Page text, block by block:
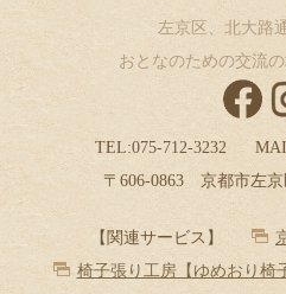
左京区、北大路
おとなのための交流
TEL:075-712-3232
〒606-0863 京都市左
【関連サービス】
椅子張り工房【ゆめおり椅